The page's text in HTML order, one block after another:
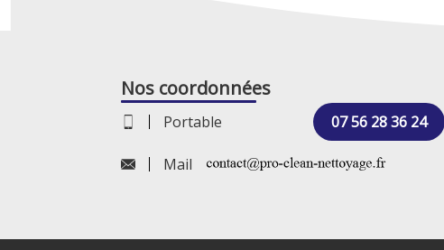
Nos coordonnées
Portable 07 56 28 36 24
Mail